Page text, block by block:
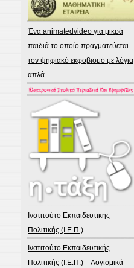
Ένα animatedvideo για μικρά
παιδιά το οποίο πραγματεύεται
τον ψηφιακό εκφοβισμό με λόγια
απλά
Ινστιτούτο Εκπαιδευτικής
Πολιτικής (Ι.Ε.Π.)
Ινστιτούτο Εκπαιδευτικής
Πολιτικής (Ι.Ε.Π.) – Λογισμικά